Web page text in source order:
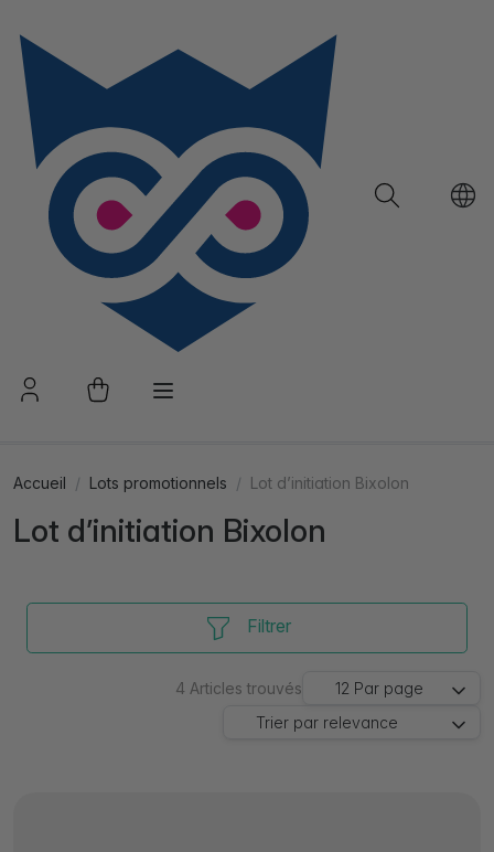
Accueil Lots promotionnels Lot d’initiation Bixolon
Lot d’initiation Bixolon
Filtrer
4 Articles trouvés 12 Par page
Trier par relevance